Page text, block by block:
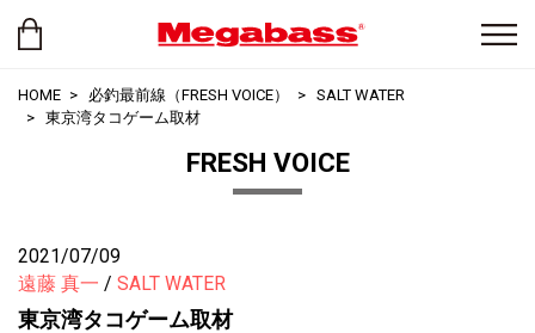
HOME 必釣最前線（FRESH VOICE）
SALT WATER
東京湾タコゲーム取材
FRESH VOICE
2021/07/09
遠藤 真一
SALT WATER
東京湾タコゲーム取材